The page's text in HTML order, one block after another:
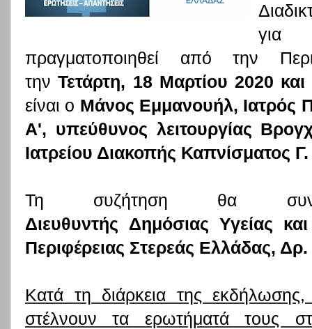
για
πραγματοποιηθεί από την
τηνΤετάρτη, 18 Μαρτίου 2020
είναι ο Μάνος Εμμανουήλ, Ιατρός
Α', υπεύθυνος λειτουργίας
Ιατρείου Διακοπής Καπνίσματος
Τη συζήτηση θα
Διευθυντής Δημόσιας Υγείας
Περιφέρειας Στερεάς Ελλάδας,
Κατά τη διάρκεια της
στέλνουν τα ερωτήματά τους